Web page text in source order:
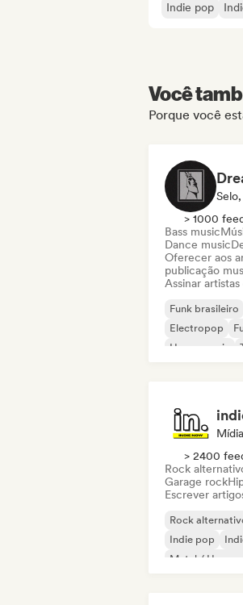
Indie pop
Você
Porque você
> 1000
Bass music
Dance music
Oferecer aos
publicação
Assinar
Funk brasileiro
Electropop
House music
> 2400
Rock
Garage rock
Escrever
Rock
Indie pop
Metal / Heavy